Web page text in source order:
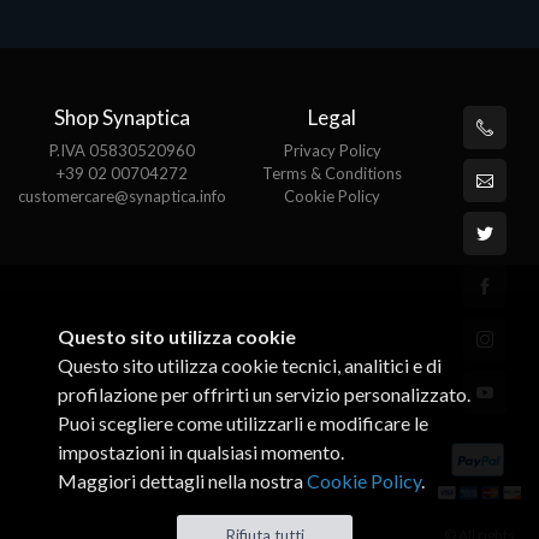
Shop Synaptica
P.IVA 05830520960
+39 02 00704272
customercare@synaptica.info
Legal
Privacy Policy
Terms & Conditions
Cookie Policy
Questo sito utilizza cookie
Questo sito utilizza cookie tecnici, analitici e di
profilazione per offrirti un servizio personalizzato.
Puoi scegliere come utilizzarli e modificare le
impostazioni in qualsiasi momento.
Maggiori dettagli nella nostraCookie Policy.